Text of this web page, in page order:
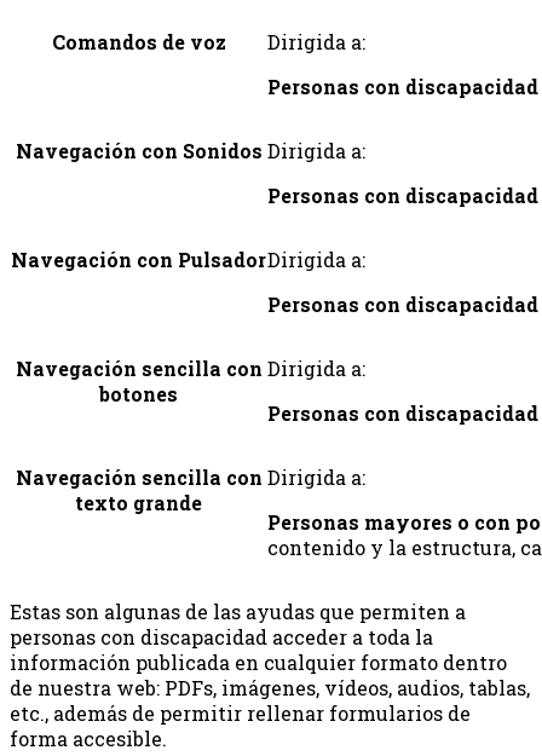
Comandos de voz
Dirigida a:
Personas con
Navegación con Sonidos Dirigida a:
Personas con
Navegación con PulsadorDirigida a:
Personas con
Navegación sencilla con
botones
Dirigida a:
Personas con
Navegación sencilla con
texto grande
Dirigida a:
Personas mayores o con
contenido y la estructura,
Estas son algunas de las ayudas que permiten a
personas con discapacidad acceder a toda la
información publicada en cualquier formato dentro
de nuestra web: PDFs, imágenes, vídeos, audios, tablas,
etc., además de permitir rellenar formularios de
forma accesible.